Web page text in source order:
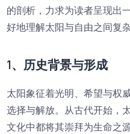
的剖析，力求为读者呈现出
好地理解太阳与自由之间复
1、历史背景与形成
太阳象征着光明、希望与权
选择与解放。从古代开始，
文化中都将其崇拜为生命之